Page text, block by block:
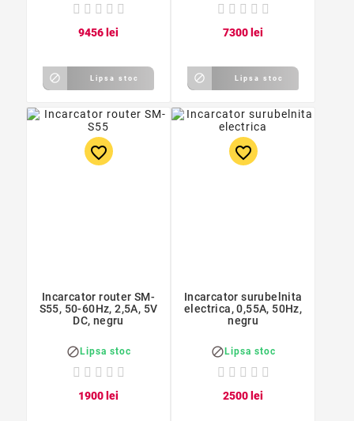
9456 lei
 Lipsa stoc
7300 lei
 Lipsa stoc
favorite_border
Incarcator router SM-
S55, 50-60Hz, 2,5A, 5V
DC, negru
Lipsa stoc
1900 lei
favorite_border
Incarcator surubelnita
electrica, 0,55A, 50Hz,
negru
Lipsa stoc
2500 lei